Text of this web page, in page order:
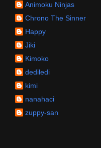
Animoku Ninjas
Chrono The Sinner
Happy
Jiki
Kimoko
dediledi
kimi
nanahaci
zuppy-san